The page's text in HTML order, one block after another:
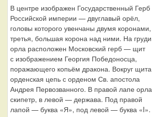
В центре изображен Государственный Герб
Российской империи — двуглавый орёл,
головы которого увенчаны двумя коронами,
третья, большая корона над ними. На груди
орла расположен Московский герб — щит
с изображением Георгия Победоносца,
поражающего копьём дракона. Вокруг щита
орденская цепь с орденом Св. апостола
Андрея Первозванного. В правой лапе орла
скипетр, в левой — держава. Под правой
лапой — буква «Я», под левой — буква «I».